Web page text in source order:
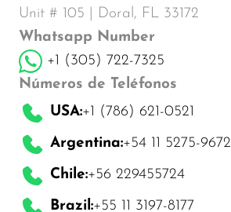
Unit # 105 | Doral, FL 33172
Whatsapp Number
+1 (305) 722-7325
Números de Teléfonos
USA:+1 (786) 621-0521
Argentina:+54 11 5275-9672
Chile:+56 229455724
Brazil:+55 11 3197-8177